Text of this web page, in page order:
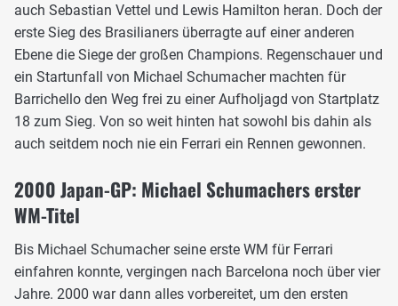
auch Sebastian Vettel und Lewis Hamilton heran. Doch der
erste Sieg des Brasilianers überragte auf einer anderen
Ebene die Siege der großen Champions. Regenschauer und
ein Startunfall von Michael Schumacher machten für
Barrichello den Weg frei zu einer Aufholjagd von Startplatz
18 zum Sieg. Von so weit hinten hat sowohl bis dahin als
auch seitdem noch nie ein Ferrari ein Rennen gewonnen.
2000 Japan-GP: Michael Schumachers erster
WM-Titel
Bis Michael Schumacher seine erste WM für Ferrari
einfahren konnte, vergingen nach Barcelona noch über vier
Jahre. 2000 war dann alles vorbereitet, um den ersten